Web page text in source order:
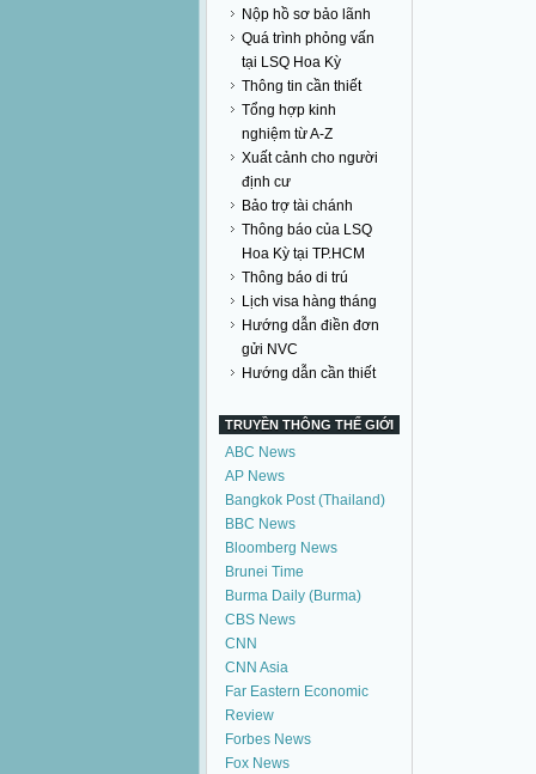
Nộp hồ sơ bảo lãnh
Quá trình phỏng vấn
tại LSQ Hoa Kỳ
Thông tin cần thiết
Tổng hợp kinh
nghiệm từ A-Z
Xuất cảnh cho người
định cư
Bảo trợ tài chánh
Thông báo của LSQ
Hoa Kỳ tại TP.HCM
Thông báo di trú
Lịch visa hàng tháng
Hướng dẫn điền đơn
gửi NVC
Hướng dẫn cần thiết
TRUYỀN THÔNG THẾ GIỚI
ABC News
AP News
Bangkok Post (Thailand)
BBC News
Bloomberg News
Brunei Time
Burma Daily (Burma)
CBS News
CNN
CNN Asia
Far Eastern Economic
Review
Forbes News
Fox News